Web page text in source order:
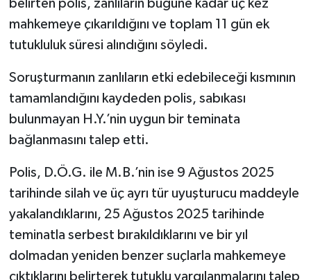
belirten polis, zanlıların bugüne kadar üç kez
mahkemeye çıkarıldığını ve toplam 11 gün ek
tutukluluk süresi alındığını söyledi.
Soruşturmanın zanlıların etki edebileceği kısmının
tamamlandığını kaydeden polis, sabıkası
bulunmayan H.Y.’nin uygun bir teminata
bağlanmasını talep etti.
Polis, D.Ö.G. ile M.B.’nin ise 9 Ağustos 2025
tarihinde silah ve üç ayrı tür uyuşturucu maddeyle
yakalandıklarını, 25 Ağustos 2025 tarihinde
teminatla serbest bırakıldıklarını ve bir yıl
dolmadan yeniden benzer suçlarla mahkemeye
çıktıklarını belirterek tutuklu yargılanmalarını talep